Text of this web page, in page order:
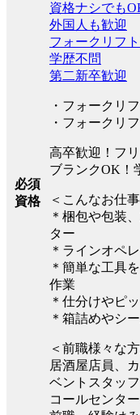
必須
資格
資格ナシでも
外国人も歓迎
フォークリフ
学歴不問
第二新卒歓迎
・フォークリ
・フォークリ
高卒歓迎！フ
ブランクOK！
＜こんなお仕
＊梱包や包装
ター
＊ラインオペ
＊簡単な工具
作業
＊仕分けやピ
＊箱詰めやシ
＜前職様々な
居酒屋店員、
ベントスタッフ
コールセンタ